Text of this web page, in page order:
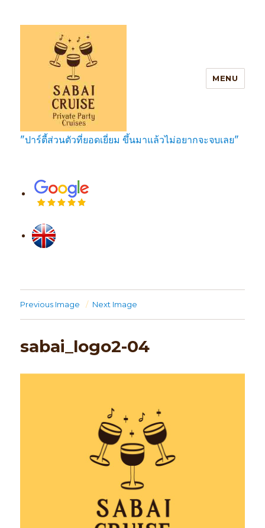
SabaiCruise Private Party Cruises
MENU
"ปาร์ตี้ส่วนตัวที่ยอดเยี่ยม ขึ้นมาแล้วไม่อยากจะจบเลย"
Previous Image Next Image
sabai_logo2-04